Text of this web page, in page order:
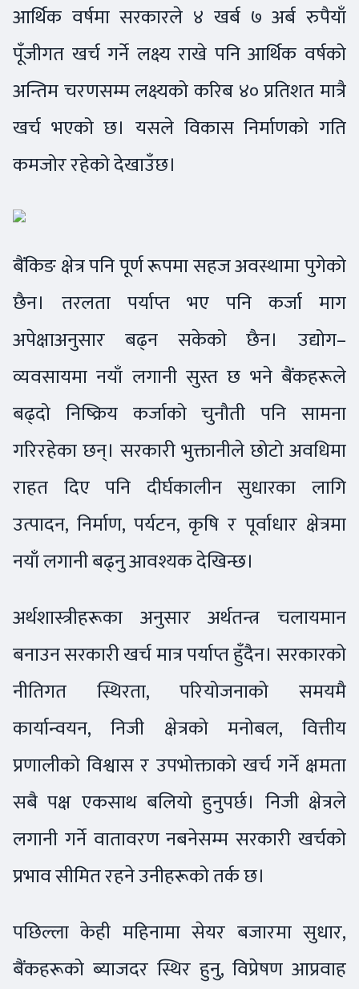
आर्थिक वर्षमा सरकारले ४ खर्ब ७ अर्ब रुपैयाँ
पूँजीगत खर्च गर्ने लक्ष्य राखे पनि आर्थिक वर्षको
अन्तिम चरणसम्म लक्ष्यको करिब ४० प्रतिशत मात्रै
खर्च भएको छ। यसले विकास निर्माणको गति
कमजोर रहेको देखाउँछ।
बैंकिङ क्षेत्र पनि पूर्ण रूपमा सहज अवस्थामा पुगेको
छैन। तरलता पर्याप्त भए पनि कर्जा माग
अपेक्षाअनुसार बढ्न सकेको छैन। उद्योग–
व्यवसायमा नयाँ लगानी सुस्त छ भने बैंकहरूले
बढ्दो निष्क्रिय कर्जाको चुनौती पनि सामना
गरिरहेका छन्। सरकारी भुक्तानीले छोटो अवधिमा
राहत दिए पनि दीर्घकालीन सुधारका लागि
उत्पादन, निर्माण, पर्यटन, कृषि र पूर्वाधार क्षेत्रमा
नयाँ लगानी बढ्नु आवश्यक देखिन्छ।
अर्थशास्त्रीहरूका अनुसार अर्थतन्त्र चलायमान
बनाउन सरकारी खर्च मात्र पर्याप्त हुँदैन। सरकारको
नीतिगत स्थिरता, परियोजनाको समयमै
कार्यान्वयन, निजी क्षेत्रको मनोबल, वित्तीय
प्रणालीको विश्वास र उपभोक्ताको खर्च गर्ने क्षमता
सबै पक्ष एकसाथ बलियो हुनुपर्छ। निजी क्षेत्रले
लगानी गर्ने वातावरण नबनेसम्म सरकारी खर्चको
प्रभाव सीमित रहने उनीहरूको तर्क छ।
पछिल्ला केही महिनामा सेयर बजारमा सुधार,
बैंकहरूको ब्याजदर स्थिर हुनु, विप्रेषण आप्रवाह